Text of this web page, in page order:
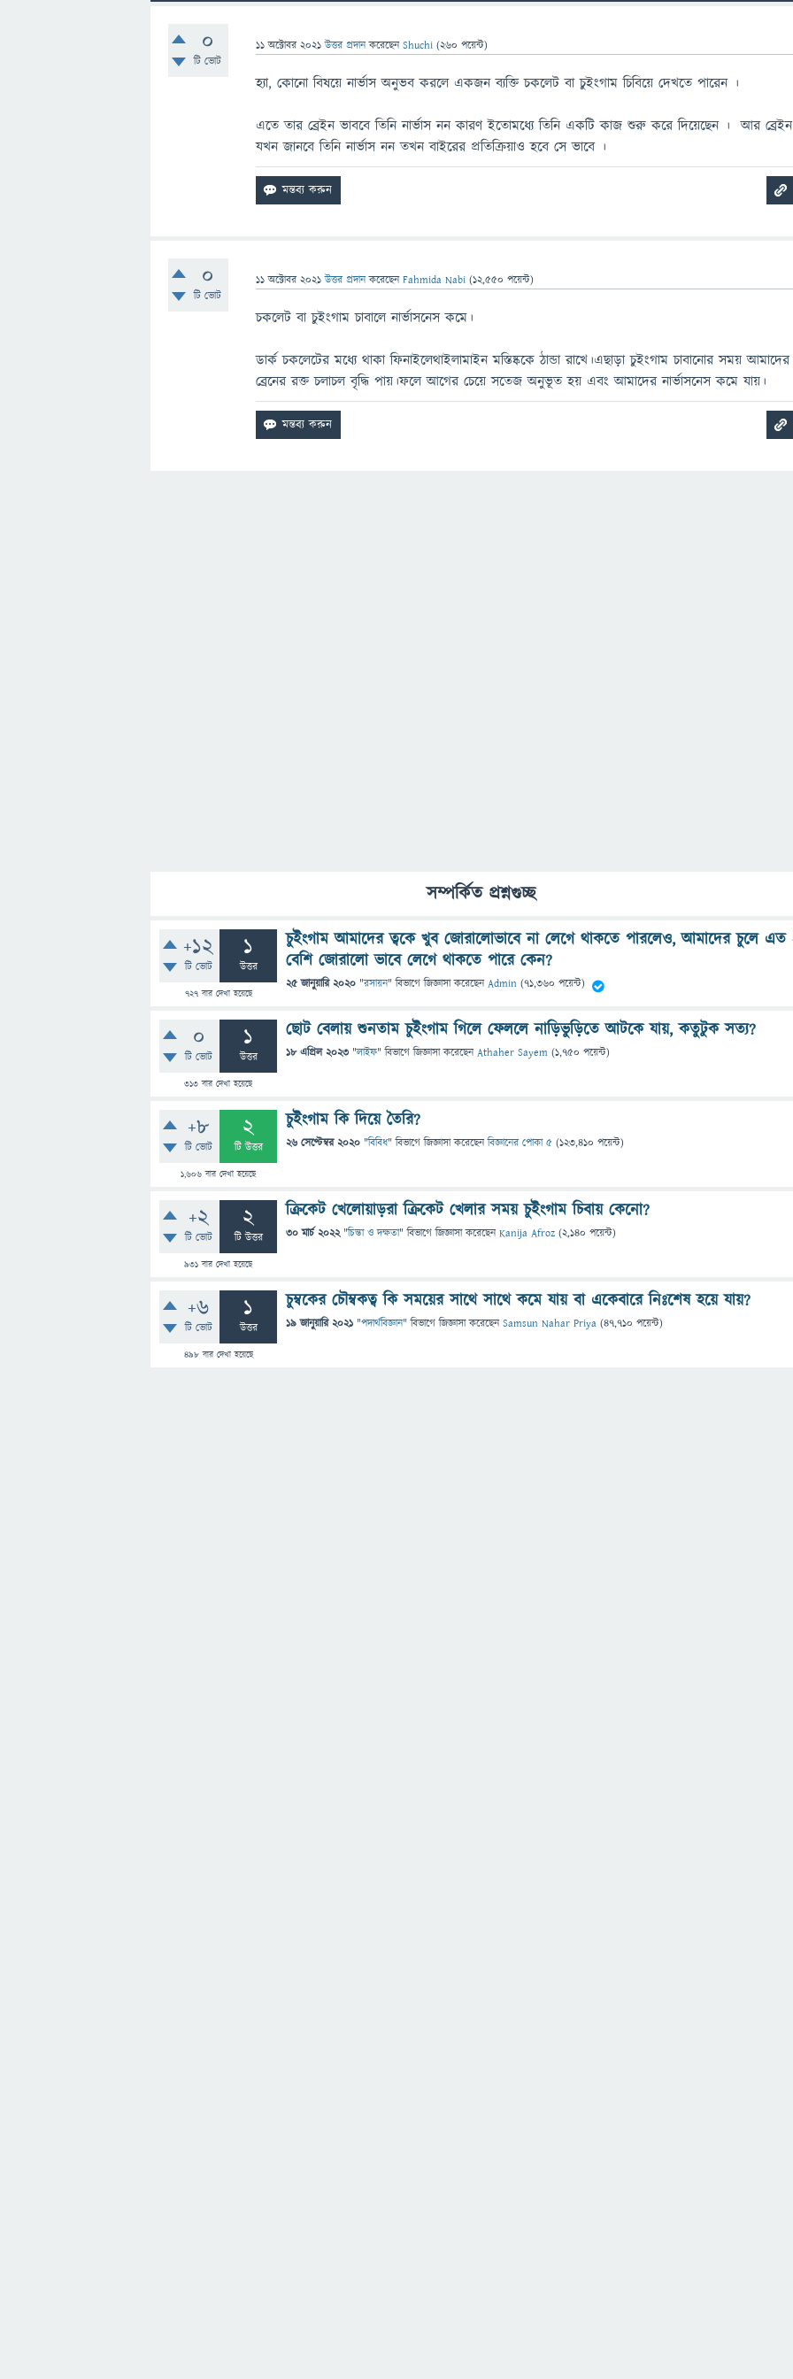
0
টি ভোট
11 অক্টোবর 2021 উত্তর প্রদান করেছেনShuchi (260 পয়েন্ট)
হ্যা, কোনো বিষয়ে নার্ভাস অনুভব করলে একজন ব্যক্তি চকলেট বা চুইংগাম চিবিয়ে দেখতে পারেন ।
এতে তার ব্রেইন ভাববে তিনি নার্ভাস নন কারণ ইতোমধ্যে তিনি একটি কাজ শুরু করে দিয়েছেন । আর ব্রেইন
যখন জানবে তিনি নার্ভাস নন তখন বাইরের প্রতিক্রিয়াও হবে সে ভাবে ।
0
টি ভোট
11 অক্টোবর 2021 উত্তর প্রদান করেছেনFahmida Nabi (12,550 পয়েন্ট)
চকলেট বা চুইংগাম চাবালে নার্ভাসনেস কমে।
ডার্ক চকলেটের মধ্যে থাকা ফিনাইলেথাইলামাইন মস্তিষ্ককে ঠান্ডা রাখে।এছাড়া চুইংগাম চাবানোর সময় আমাদের
ব্রেনের রক্ত চলাচল বৃদ্ধি পায়।ফলে আগের চেয়ে সতেজ অনুভূত হয় এবং আমাদের নার্ভাসনেস কমে যায়।
সম্পর্কিত প্রশ্নগুচ্ছ
+12
টি ভোট
1
উত্তর
727বার দেখা হয়েছে
চুইংগাম আমাদের ত্বকে খুব জোরালোভাবে না লেগে থাকতে পারলেও, আমাদের চুলে এত
বেশি জোরালো ভাবে লেগে থাকতে পারে কেন?
25 জানুয়ারি 2020 "রসায়ন" বিভাগে জিজ্ঞাসাকরেছেনAdmin (71,360 পয়েন্ট)
0
টি ভোট
1
উত্তর
313 বার দেখা হয়েছে
ছোট বেলায় শুনতাম চুইংগাম গিলে ফেললে নাড়িভুড়িতে আটকে যায়, কতুটুক সত্য?
18 এপ্রিল 2023 "লাইফ" বিভাগে জিজ্ঞাসাকরেছেনAthaher Sayem (1,750 পয়েন্ট)
+8
টি ভোট
2
টি উত্তর
1,606 বার দেখা হয়েছে
চুইংগাম কি দিয়ে তৈরি?
26 সেপ্টেম্বর 2020 "বিবিধ" বিভাগে জিজ্ঞাসাকরেছেনবিজ্ঞানের পোকা ৫ (123,410 পয়েন্ট)
+2
টি ভোট
2
টি উত্তর
931 বার দেখা হয়েছে
ক্রিকেট খেলোয়াড়রা ক্রিকেট খেলার সময় চুইংগাম চিবায় কেনো?
30 মার্চ 2022 "চিন্তা ও দক্ষতা" বিভাগে জিজ্ঞাসাকরেছেনKanija Afroz (2,140 পয়েন্ট)
+6
টি ভোট
1
উত্তর
498বার দেখা হয়েছে
চুম্বকের চৌম্বকত্ব কি সময়ের সাথে সাথে কমে যায় বা একেবারে নিঃশেষ হয়ে যায়?
19 জানুয়ারি 2021 "পদার্থবিজ্ঞান" বিভাগে জিজ্ঞাসাকরেছেনSamsun Nahar Priya (47,710 পয়েন্ট)